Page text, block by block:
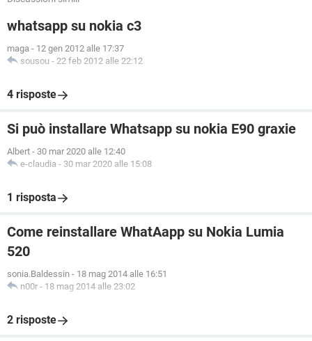
whatsapp su nokia c3
maga - 12 gen 2012 alle 17:37
sousou - 22 feb 2012 alle 22:12
4 risposte
Si può installare Whatsapp su nokia E90 graxie
Albert - 30 mar 2020 alle 12:40
e-claudia - 30 mar 2020 alle 15:08
1 risposta
Come reinstallare WhatAapp su Nokia Lumia
520
sonia.Baldessin - 18 mag 2014 alle 16:51
n00r - 18 mag 2014 alle 23:02
2 risposte